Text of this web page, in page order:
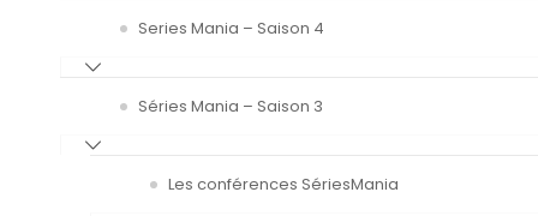
Series Mania – Saison 4
Séries Mania – Saison 3
Les conférences SériesMania